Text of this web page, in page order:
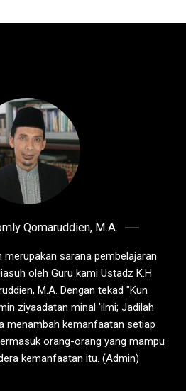
Qomaruddien, M.A.
sarana pembelajaran
oleh Guru kami Ustadz K.H
M.A. Dengan tekad "Kun
ziyaadatan minal 'ilmi; Jadilah
menambah kemanfaatan setiap
orang-orang yang mampu
kemanfaatan itu. (Admin)